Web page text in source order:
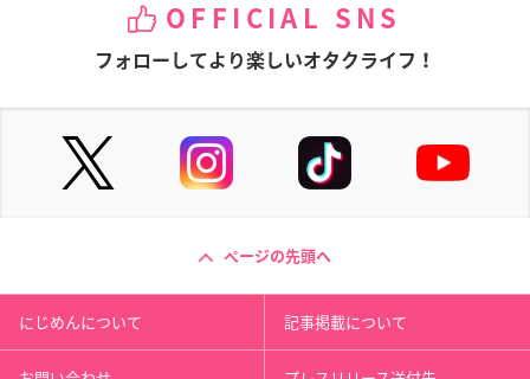
OFFICIAL SNS
フォローしてより楽しいオタクライフ！
ページの先頭へ
にじめんについて 記事掲載について